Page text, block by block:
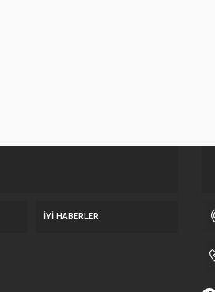
İYİ HABERLER